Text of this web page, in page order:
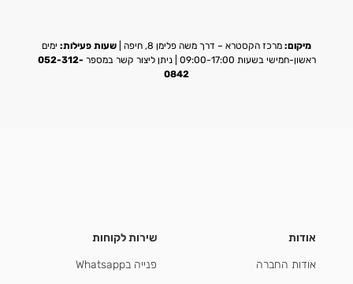
מיקום: מרכז הקסטרא – דרך משה פלימן 8, חיפה | שעות פעילות: ימים
ראשון-חמישי בשעות 09:00-17:00 | ניתן ליצור קשר במספר
052-312-
0842
אודות
אודות החברה
שירות לקוחות
פנייה בWhatsapp